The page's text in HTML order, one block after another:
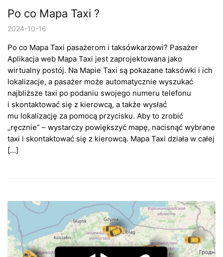
Po co Mapa Taxi ?
2024-10-16
Po co Mapa Taxi pasażerom i taksówkarzowi? Pasażer
Aplikacja web Mapa Taxi jest zaprojektowana jako
wirtualny postój. Na Mapie Taxi są pokazane taksówki i ich
lokalizacje, a pasażer może automatycznie wyszukać
najbliższe taxi po podaniu swojego numeru telefonu
i skontaktować się z kierowcą, a także wysłać
mu lokalizację za pomocą przycisku. Aby to zrobić
„ręcznie” – wystarczy powiększyć mapę, nacisnąć wybrane
taxi i skontaktować się z kierowcą. Mapa Taxi działa w całej
[…]